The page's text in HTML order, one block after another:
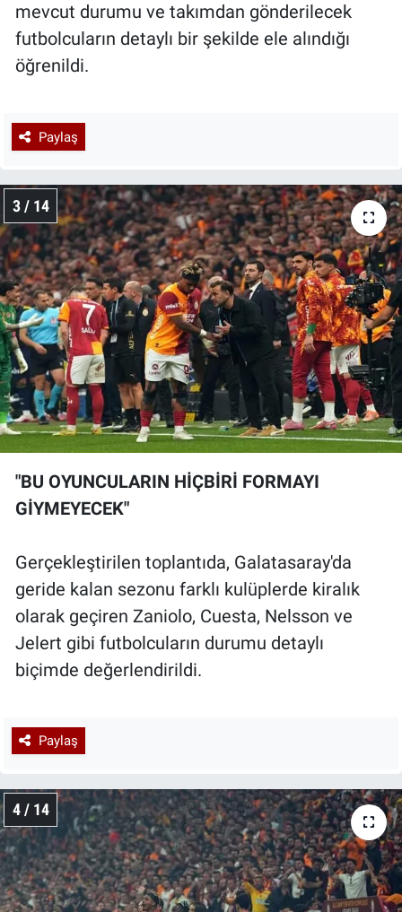
mevcut durumu ve takımdan gönderilecek
futbolcuların detaylı bir şekilde ele alındığı
öğrenildi.
Paylaş
3 / 14
"BU OYUNCULARIN HİÇBİRİ FORMAYI
GİYMEYECEK"
Gerçekleştirilen toplantıda, Galatasaray'da
geride kalan sezonu farklı kulüplerde kiralık
olarak geçiren Zaniolo, Cuesta, Nelsson ve
Jelert gibi futbolcuların durumu detaylı
biçimde değerlendirildi.
Paylaş
4 / 14